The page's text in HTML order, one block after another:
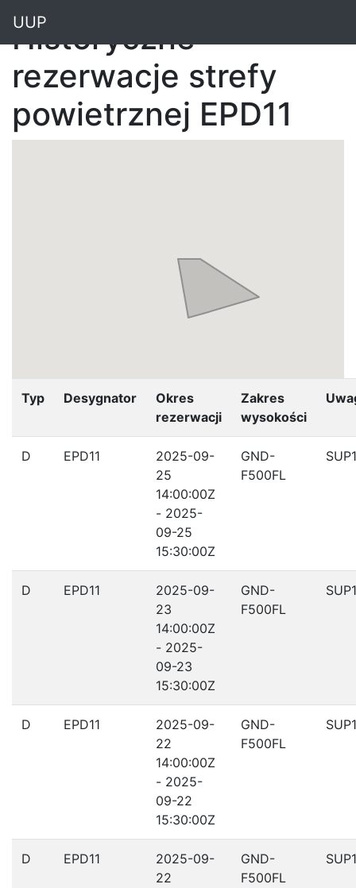
UUP
Historyczne
rezerwacje strefy
powietrznej EPD11
Typ Desygnator
Okres
rezerwacji
Zakres
wysokości
D EPD11
2025-09-
25
14:00:00Z
- 2025-
09-25
15:30:00Z
GND-
F500FL
D EPD11
2025-09-
23
14:00:00Z
- 2025-
09-23
15:30:00Z
GND-
F500FL
D EPD11
2025-09-
22
14:00:00Z
- 2025-
09-22
15:30:00Z
GND-
F500FL
D EPD11
2025-09-
22
GND-
F500FL